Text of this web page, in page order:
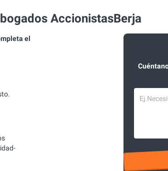
AccionistasBerja
el